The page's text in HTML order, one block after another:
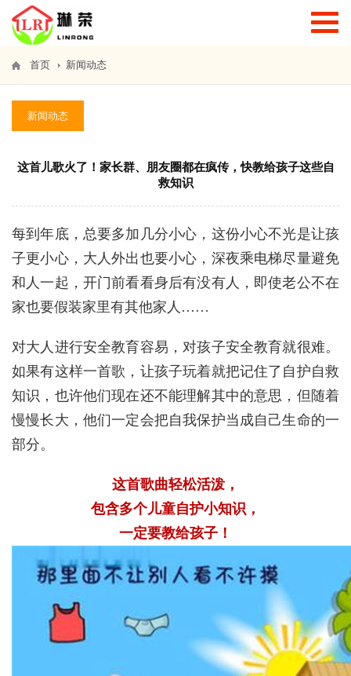
T
o
g
i
n
首页 新闻动态
新闻动态
这首儿歌火了！家长群、朋友圈都在疯传，快教给孩子这些自
救知识
每到年底，总要多加几分小心，这份小心不光是让孩
子更小心，大人外出也要小心，深夜乘电梯尽量避免
和人一起，开门前看看身后有没有人，即使老公不在
家也要假装家里有其他家人……
对大人进行安全教育容易，对孩子安全教育就很难。
如果有这样一首歌，让孩子玩着就把记住了自护自救
知识，也许他们现在还不能理解其中的意思，但随着
慢慢长大，他们一定会把自我保护当成自己生命的一
部分。
这首歌曲轻松活泼，
包含多个儿童自护小知识，
一定要教给孩子！